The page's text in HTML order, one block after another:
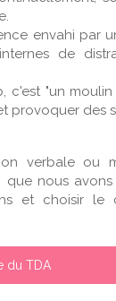
envahi par
de
"un
provoquer des
verbale ou
nous
et choisir le
du TDA